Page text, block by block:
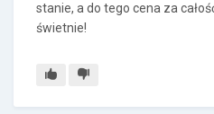
stanie, a do tego cena za
świetnie!